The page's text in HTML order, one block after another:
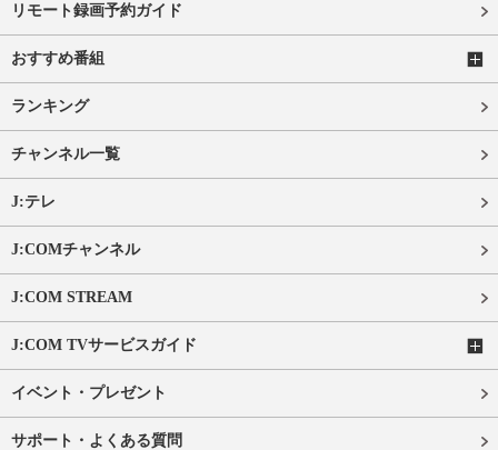
リモート録画予約ガイド
おすすめ番組
ランキング
チャンネル一覧
J:テレ
J:COMチャンネル
J:COM STREAM
J:COM TVサービスガイド
イベント・プレゼント
サポート・よくある質問